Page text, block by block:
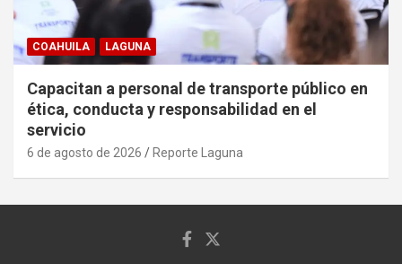
COAHUILA LAGUNA
Capacitan a personal de transporte público en
ética, conducta y responsabilidad en el
servicio
6 de agosto de 2026 Reporte Laguna